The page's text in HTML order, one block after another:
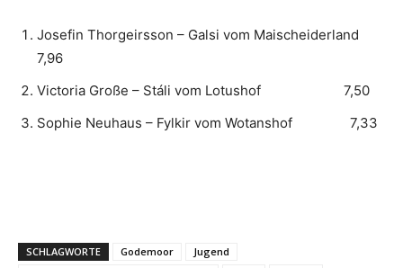
Josefin Thorgeirsson – Galsi vom Maischeiderland
7,96
Victoria Große – Stáli vom Lotushof 7,50
Sophie Neuhaus – Fylkir vom Wotanshof 7,33
SCHLAGWORTE Godemoor
Jugend